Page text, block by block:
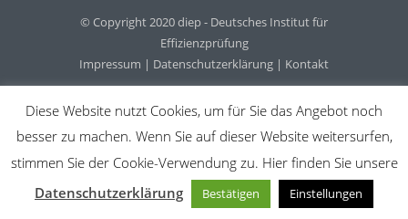
© Copyright 2020 diep - Deutsches Institut für
Effizienzprüfung
Impressum | Datenschutzerklärung | Kontakt
Diese Website nutzt Cookies, um für Sie das Angebot noch
besser zu machen. Wenn Sie auf dieser Website weitersurfen,
stimmen Sie der Cookie-Verwendung zu. Hier finden Sie unsere
Datenschutzerklärung
Bestätigen Einstellungen